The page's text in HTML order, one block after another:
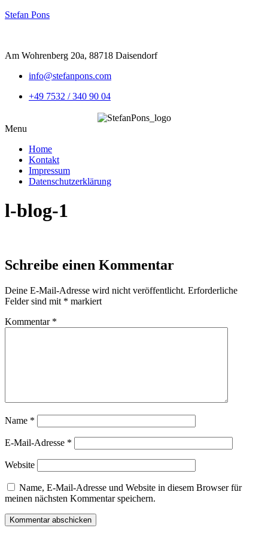
Stefan Pons
Am Wohrenberg 20a, 88718 Daisendorf
info@stefanpons.com
+49 7532 / 340 90 04
Menu
Home
Kontakt
Impressum
Datenschutzerklärung
l-blog-1
Schreibe einen Kommentar
Deine E-Mail-Adresse wird nicht veröffentlicht. Erforderliche
Felder sind mit * markiert
Kommentar *
Name *
E-Mail-Adresse *
Website
Name, E-Mail-Adresse und Website in diesem Browser für
meinen nächsten Kommentar speichern.